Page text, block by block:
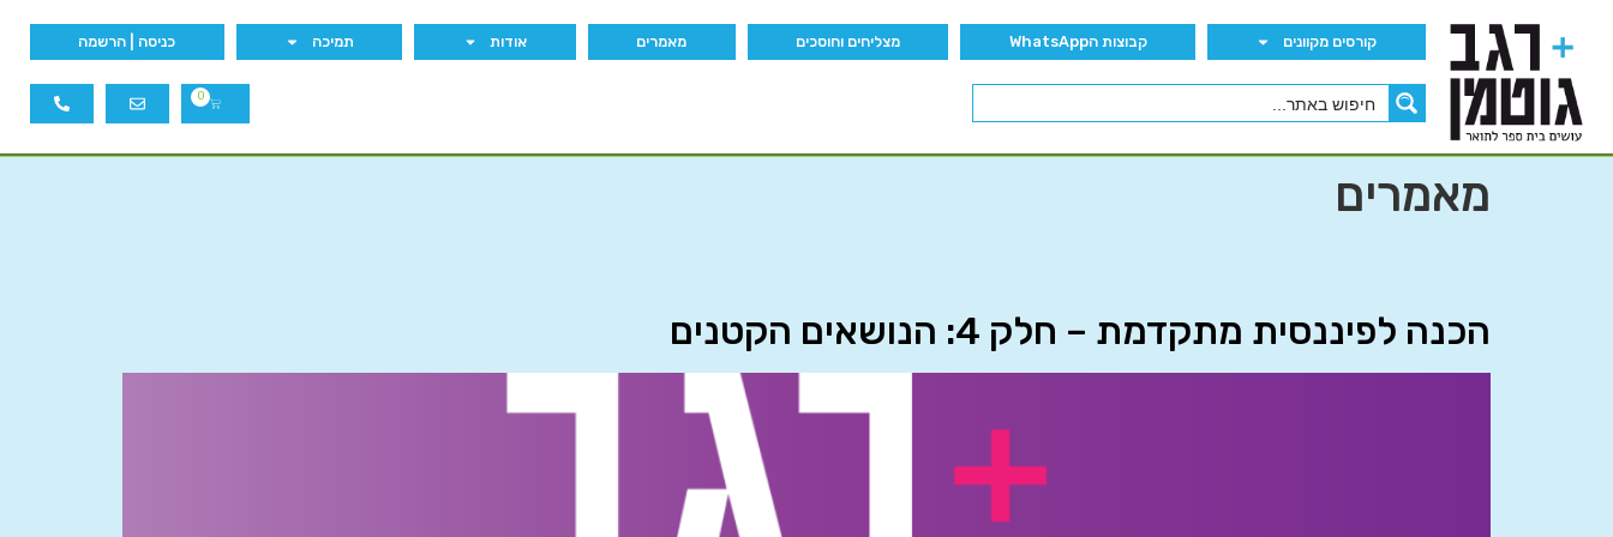
קורסים מקוונים קבוצות הWhatsApp מצליחים וחוסכים מאמרים אודות תמיכה כניסה | הרשמה
0
מאמרים
הכנה לפיננסית מתקדמת – חלק 4: הנושאים הקטנים